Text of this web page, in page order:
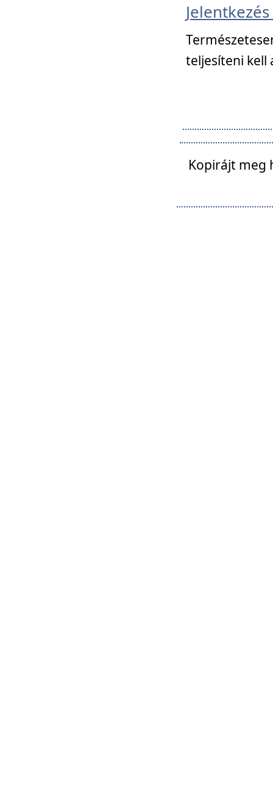
Jelentkezés
teljesíteni kell
Kopirájt meg